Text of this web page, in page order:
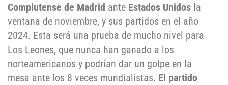
Complutense de Madrid ante Estados Unidos la
ventana de noviembre, y sus partidos en el año
2024. Esta será una prueba de mucho nivel para
Los Leones, que nunca han ganado a los
norteamericanos y podrían dar un golpe en la
mesa ante los 8 veces mundialistas. El partido